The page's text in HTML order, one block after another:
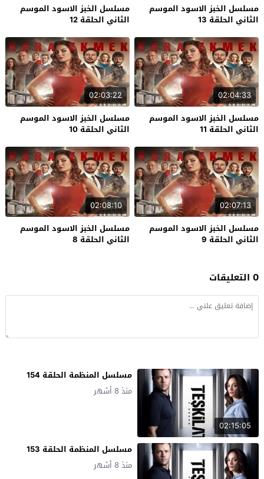
مسلسل الخبز الاسود الموسم
الثاني الحلقة 13
مسلسل الخبز الاسود الموسم
الثاني الحلقة 12
02:04:33
مسلسل الخبز الاسود الموسم
الثاني الحلقة 11
02:03:22
مسلسل الخبز الاسود الموسم
الثاني الحلقة 10
02:07:13
مسلسل الخبز الاسود الموسم
الثاني الحلقة 9
02:08:10
مسلسل الخبز الاسود الموسم
الثاني الحلقة 8
0 التعليقات
02:15:05
مسلسل المنظمة الحلقة 154
منذ 8 أشهر
مسلسل المنظمة الحلقة 153
منذ 8 أشهر